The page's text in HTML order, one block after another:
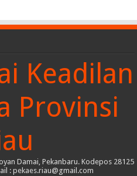
Keadilan
Provinsi
Damai, Pekanbaru. Kodepos 28125
: pekaes.riau@gmail.com